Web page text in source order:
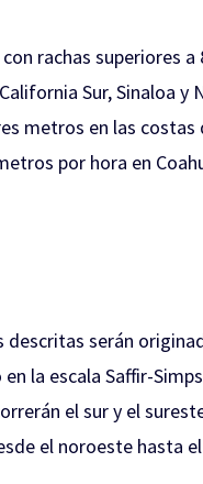
rachas superiores
Sur, Sinaloa
metros en las
por hora en
descritas serán
la escala Saffir-
el sur y el
el noroeste hasta